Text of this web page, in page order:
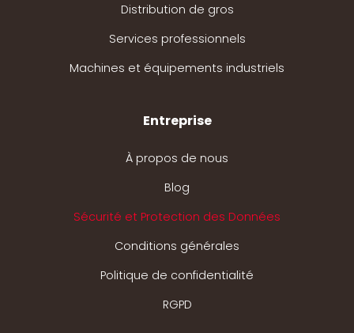
Distribution de gros
Services professionnels
Machines et équipements industriels
Entreprise
À propos de nous
Blog
Sécurité et Protection des Données
Conditions générales
Politique de confidentialité
RGPD